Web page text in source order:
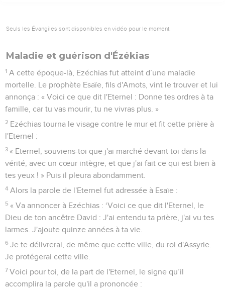
Seuls les Évangiles sont disponibles en vidéo pour le moment.
Maladie et guérison d'Ézékias
1 A cette époque-là, Ezéchias fut atteint d’une maladie
mortelle. Le prophète Esaïe, fils d'Amots, vint le trouver et lui
annonça : « Voici ce que dit l'Eternel : Donne tes ordres à ta
famille, car tu vas mourir, tu ne vivras plus. »
2 Ezéchias tourna le visage contre le mur et fit cette prière à
l'Eternel :
3 « Eternel, souviens-toi que j'ai marché devant toi dans la
vérité, avec un cœur intègre, et que j'ai fait ce qui est bien à
tes yeux ! » Puis il pleura abondamment.
4 Alors la parole de l'Eternel fut adressée à Esaïe :
5 « Va annoncer à Ezéchias : ‘Voici ce que dit l'Eternel, le
Dieu de ton ancêtre David : J'ai entendu ta prière, j'ai vu tes
larmes. J'ajoute quinze années à ta vie.
6 Je te délivrerai, de même que cette ville, du roi d'Assyrie.
Je protégerai cette ville.
7 Voici pour toi, de la part de l'Eternel, le signe qu’il
accomplira la parole qu'il a prononcée :